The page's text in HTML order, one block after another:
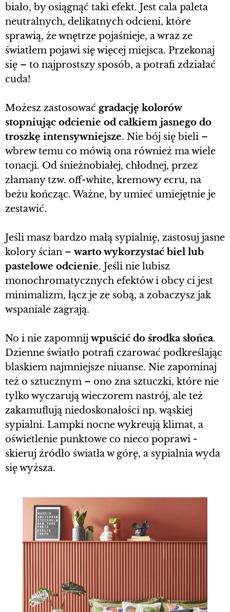
biało, by osiągnąć taki efekt. Jest cala paleta
neutralnych, delikatnych odcieni, które
sprawią, że wnętrze pojaśnieje, a wraz ze
światłem pojawi się więcej miejsca. Przekonaj
się – to najprostszy sposób, a potrafi zdziałać
cuda!
Możesz zastosować gradację kolorów
stopniując odcienie od całkiem jasnego do
troszkę intensywniejsze. Nie bój się bieli –
wbrew temu co mówią ona również ma wiele
tonacji. Od śnieżnobiałej, chłodnej, przez
złamany tzw. off-white, kremowy ecru, na
beżu kończąc. Ważne, by umieć umiejętnie je
zestawić.
Jeśli masz bardzo małą sypialnię, zastosuj jasne
kolory ścian – warto wykorzystać biel lub
pastelowe odcienie. Jeśli nie lubisz
monochromatycznych efektów i obcy ci jest
minimalizm, łącz je ze sobą, a zobaczysz jak
wspaniale zagrają.
No i nie zapomnij wpuścić do środka słońca.
Dzienne światło potrafi czarować podkreślając
blaskiem najmniejsze niuanse. Nie zapominaj
też o sztucznym – ono zna sztuczki, które nie
tylko wyczarują wieczorem nastrój, ale też
zakamuflują niedoskonałości np. wąskiej
sypialni. Lampki nocne wykreują klimat, a
oświetlenie punktowe co nieco poprawi -
skieruj źródło światła w górę, a sypialnia wyda
się wyższa.